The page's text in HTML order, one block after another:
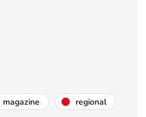
magazine regional